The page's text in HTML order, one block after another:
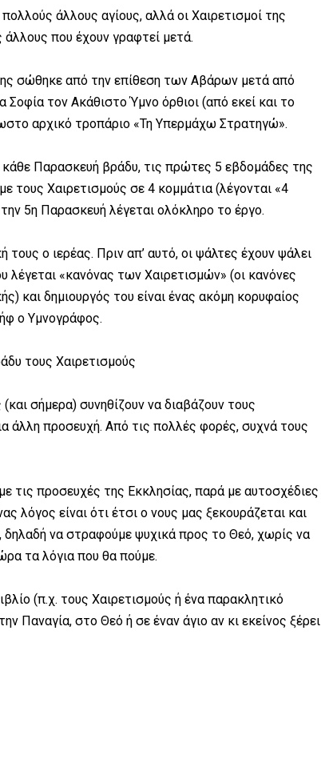
άλλους αγίους, αλλά οι Χαιρετισμοί της
άλλους που έχουν γραφτεί μετά.
σώθηκε από την επίθεση των Αβάρων μετά από
τον Ακάθιστο Ύμνο όρθιοι (από εκεί και το
αρχικό τροπάριο «Τη Υπερμάχω Στρατηγώ».
Παρασκευή βράδυ, τις πρώτες 5 εβδομάδες της
τους Χαιρετισμούς σε 4 κομμάτια (λέγονται «4
5η Παρασκευή λέγεται ολόκληρο το έργο.
ο ιερέας. Πριν απ’ αυτό, οι ψάλτες έχουν ψάλει
λέγεται «κανόνας των Χαιρετισμών» (οι κανόνες
και δημιουργός του είναι ένας ακόμη κορυφαίος
ο Υμνογράφος.
τους Χαιρετισμούς
σήμερα) συνηθίζουν να διαβάζουν τους
άλλη προσευχή. Από τις πολλές φορές, συχνά τους
τις προσευχές της Εκκλησίας, παρά με αυτοσχέδιες
λόγος είναι ότι έτσι ο νους μας ξεκουράζεται και
δηλαδή να στραφούμε ψυχικά προς το Θεό, χωρίς να
τα λόγια που θα πούμε.
(π.χ. τους Χαιρετισμούς ή ένα παρακλητικό
Παναγία, στο Θεό ή σε έναν άγιο αν κι εκείνος ξέρει